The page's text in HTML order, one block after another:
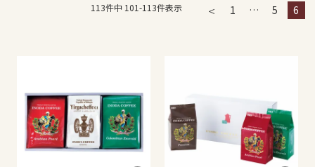
113件中 101-113件表示 1 … 5 6